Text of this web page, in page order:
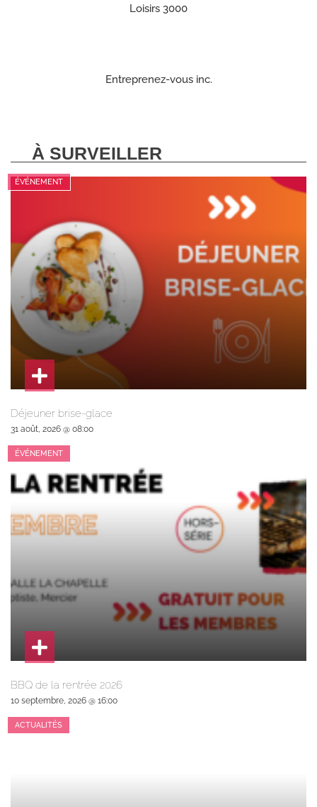
Loisirs 3000
Entreprenez-vous inc.
À SURVEILLER
ÉVÉNEMENT
Déjeuner brise-glace
31 août, 2026 @ 08:00
ÉVÉNEMENT
BBQ de la rentrée 2026
10 septembre, 2026 @ 16:00
ACTUALITÉS